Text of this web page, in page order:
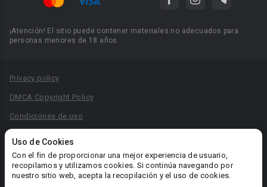
Uso de Cookies
Con el fin de proporcionar una mejor experiencia de usuario,
recopilamos y utilizamos cookies. Si continúa navegando por
nuestro sitio web, acepta la recopilación y el uso de cookies.
¡Atención! El sitio puede contener materiales no adecuados para
personas menores de 18 años.
Privacy policy
DMCA Copyright Policy
Condiciones de uso
Reglas para la publicación de libros
Área RR.PP.: pr@booknet.com